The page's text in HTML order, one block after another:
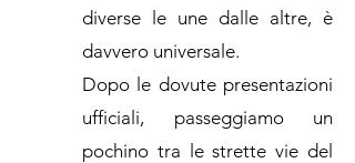
diverse le une dalle altre, è
davvero universale.
Dopo le dovute presentazioni
ufficiali, passeggiamo un
pochino tra le strette vie del